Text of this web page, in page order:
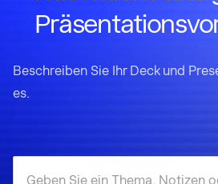
Beschreiben Sie Ihr Deck und
es.